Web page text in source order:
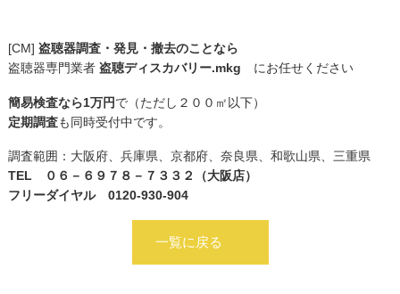
[CM] 盗聴器調査・発見・撤去のことなら
盗聴器専門業者盗聴ディスカバリー.mkg にお任せください
簡易検査なら1万円で（ただし２００㎡以下）
定期調査も同時受付中です。
調査範囲：大阪府、兵庫県、京都府、奈良県、和歌山県、三重県
TEL ０６－６９７８－７３３２（大阪店）
フリーダイヤル 0120-930-904
一覧に戻る